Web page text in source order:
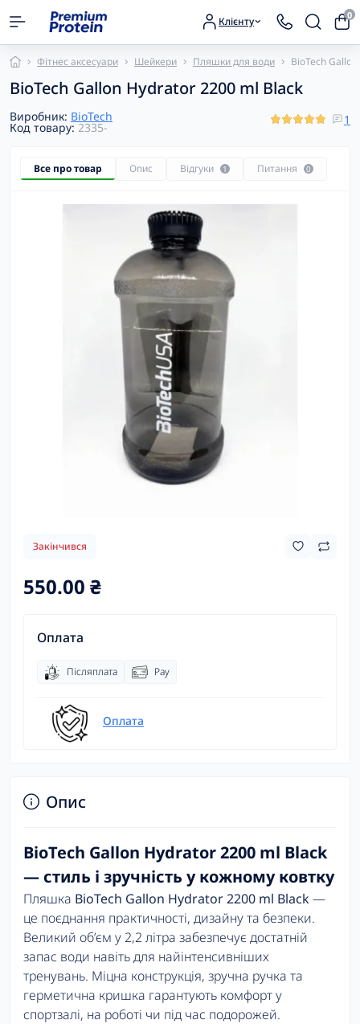
Клієнту 0
Фітнес аксесуари Шейкери Пляшки для води BioTech
BioTech Gallon Hydrator 2200 ml Black
Виробник: BioTech
Код товару:2335-
1
Все про товар Опис Відгуки 1 Питання 0
Закінчився
550.00 ₴
Оплата
Післяплата Pay
Оплата
Опис
BioTech Gallon Hydrator 2200 ml Black
— стиль і зручність у кожному ковтку
Пляшка BioTech Gallon Hydrator 2200 ml Black—
це поєднання практичності, дизайну та безпеки.
Великий об’єм у 2,2 літра забезпечує достатній
запас води навіть для найінтенсивніших
тренувань. Міцна конструкція, зручна ручка та
герметична кришка гарантують комфорт у
спортзалі, на роботі чи під час подорожей.